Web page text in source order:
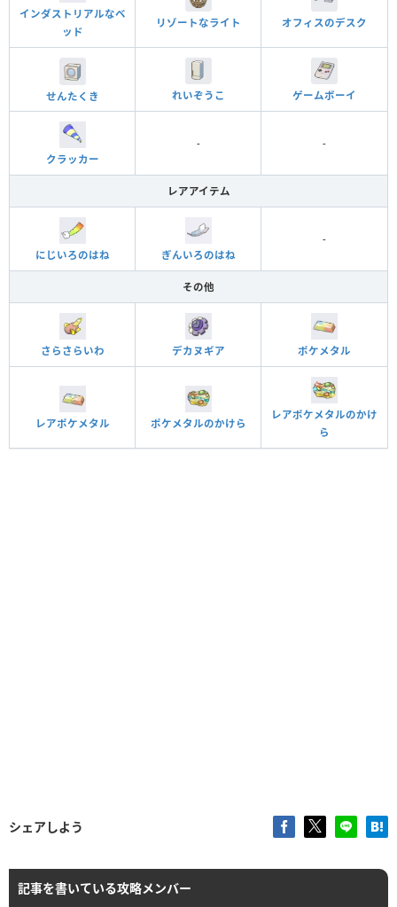
インダストリアルなベ
ッド
リゾートなライト オフィスのデスク
せんたくき れいぞうこ ゲームボーイ
クラッカー
- -
レアアイテム
にじいろのはね ぎんいろのはね
-
その他
さらさらいわ デカヌギア ポケメタル
レアポケメタル ポケメタルのかけら
レアポケメタルのかけ
ら
シェアしよう
記事を書いている攻略メンバー